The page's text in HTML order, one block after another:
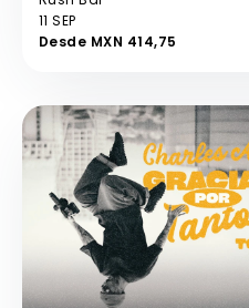
11 SEP
Desde MXN 414,75